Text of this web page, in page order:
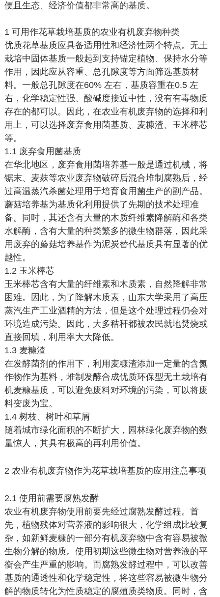
便且生态、经济价值都非常高的基质。
1 可用作花草栽培基质的农业有机废弃物种类
优质花草基质应具备适用性和经济性两个特点。无土
栽培中固体基质一般起到支持锚定植物、保持水分等
作用，因此应从容重、总孔隙度等方面筛选基质材
料。一般总孔隙度在60% 左右，基质容重在0.5 左
右，化学稳定性强、酸碱度接近中性，没有有毒物质
存在的都可以。因此，在农业有机废弃物的选择和利
用上，可以选择废弃食用菌基质、麦糠渣、玉米棒芯
等。
1.1 废弃食用菌基质
在华北地区，废弃食用菌培养基一般是通过机械，将
锯末、麦麸等农业废弃物破碎后混合堆制腐熟后，经
过高温蒸汽杀菌处理用于培育食用菌生产的副产品。
蘑菇培养基为基质化利用提供了先期的技术处理准
备。同时，其还含有大量的木质纤维素降解酶和各类
水解酶，含有大量的种类繁多的微生物群落，因此采
用废弃的蘑菇培养基作为泥炭替代基质具有显著的优
越性。
1.2 玉米棒芯
玉米棒芯含有大量的纤维素和木质素，自然降解非常
困难。因此，为了降解木质素，山东大学采用了高压
蒸汽生产工业酒精的方法，但是这个处理过程仍会对
环境造成污染。因此，大多秸秆都被农民就地焚烧或
直接回填，利用率大大降低。
1.3 麦糠渣
在发酵菌剂的作用下，利用麦糠渣添加一定量的含氮
作物作为基料，堆制发酵合成优质环保型无土栽培有
机麦糠基质，可以避免废料对环境的污染，可以将废
料变废为宝。
1.4 树枝、树叶和草屑
随着城市绿化面积的不断扩大，园林绿化废弃物的数
量惊人，其具有极高的再利用价值。
2 农业有机废弃物作为花草栽培基质的应用注意事项
2.1 使用前需要腐熟发酵
农业有机废弃物使用前要先经过腐熟发酵过程。首
先，植物残体对营养液的影响很大，化学组成比较复
杂，如新鲜麦糠的一部分有机废弃物中含有容易被微
生物分解的物质。使用初期这些微生物对营养液的平
衡会产生严重的影响。而腐熟发酵过程中，可以改善
基质的通透性和化学稳定性，将这些容易被微生物分
解的物质转化为性质稳定的腐殖质类物质。同时，含